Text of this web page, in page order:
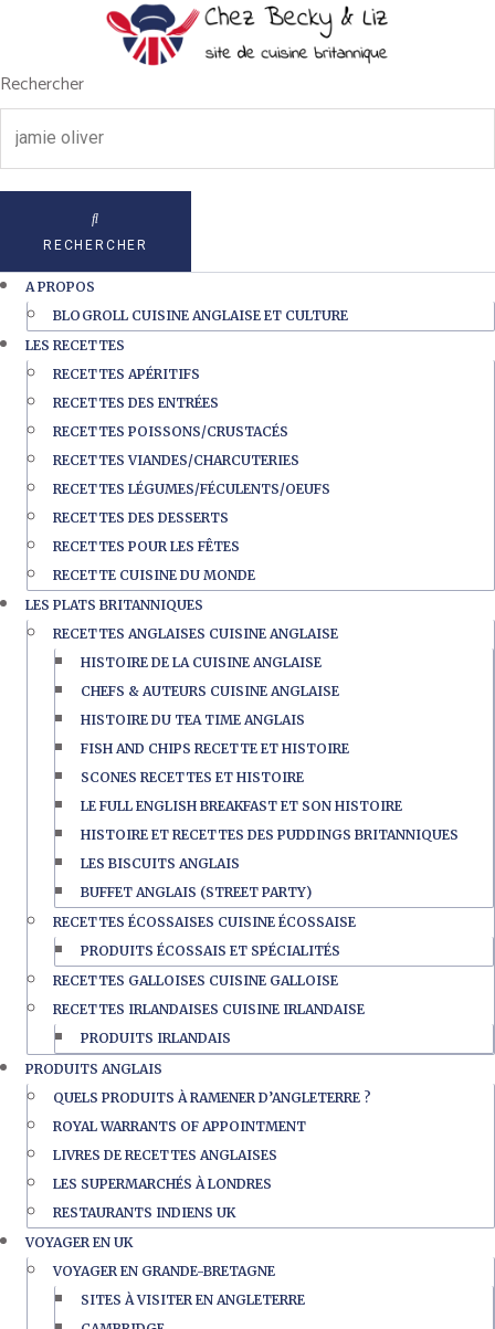
Rechercher
RECHERCHER
A PROPOS
BLOGROLL CUISINE ANGLAISE ET CULTURE
LES RECETTES
RECETTES APÉRITIFS
RECETTES DES ENTRÉES
RECETTES POISSONS/CRUSTACÉS
RECETTES VIANDES/CHARCUTERIES
RECETTES LÉGUMES/FÉCULENTS/OEUFS
RECETTES DES DESSERTS
RECETTES POUR LES FÊTES
RECETTE CUISINE DU MONDE
LES PLATS BRITANNIQUES
RECETTES ANGLAISES CUISINE ANGLAISE
HISTOIRE DE LA CUISINE ANGLAISE
CHEFS & AUTEURS CUISINE ANGLAISE
HISTOIRE DU TEA TIME ANGLAIS
FISH AND CHIPS RECETTE ET HISTOIRE
SCONES RECETTES ET HISTOIRE
LE FULL ENGLISH BREAKFAST ET SON HISTOIRE
HISTOIRE ET RECETTES DES PUDDINGS BRITANNIQUES
LES BISCUITS ANGLAIS
BUFFET ANGLAIS (STREET PARTY)
RECETTES ÉCOSSAISES CUISINE ÉCOSSAISE
PRODUITS ÉCOSSAIS ET SPÉCIALITÉS
RECETTES GALLOISES CUISINE GALLOISE
RECETTES IRLANDAISES CUISINE IRLANDAISE
PRODUITS IRLANDAIS
PRODUITS ANGLAIS
QUELS PRODUITS À RAMENER D’ANGLETERRE ?
ROYAL WARRANTS OF APPOINTMENT
LIVRES DE RECETTES ANGLAISES
LES SUPERMARCHÉS À LONDRES
RESTAURANTS INDIENS UK
VOYAGER EN UK
VOYAGER EN GRANDE-BRETAGNE
SITES À VISITER EN ANGLETERRE